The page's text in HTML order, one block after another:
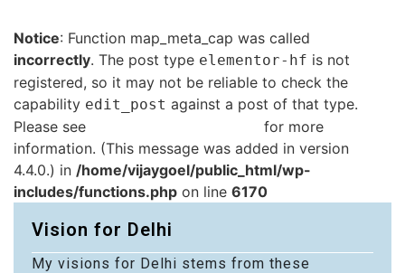
Notice: Function map_meta_cap was called
incorrectly. The post type elementor-hf is not
registered, so it may not be reliable to check the
capability edit_post against a post of that type.
Please see
for more
information. (This message was added in version
4.4.0.) in /home/vijaygoel/public_html/wp-
includes/functions.php on line 6170
Vision for Delhi
My visions for Delhi stems from these